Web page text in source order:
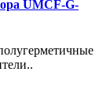
UMCF-G-